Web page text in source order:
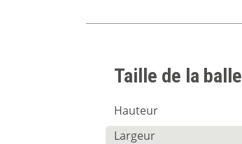
Taille de la balle
Hauteur
Largeur